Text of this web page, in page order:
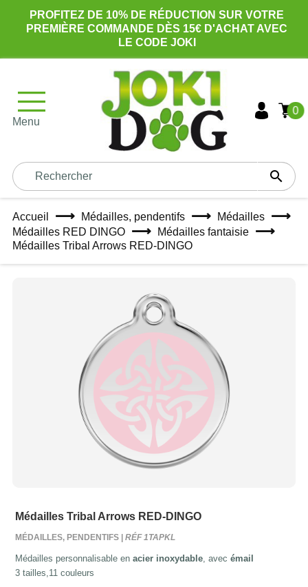
PROFITEZ DE 10% DE RÉDUCTION SUR VOTRE
PREMIÈRE COMMANDE DÈS 15€ D'ACHAT AVEC
LE CODE JOKI
Menu

0
Accueil Médailles, pendentifs
Médailles
Médailles RED DINGO
Médailles fantaisie
Médailles Tribal Arrows RED-DINGO
Médailles Tribal Arrows RED-DINGO
MÉDAILLES, PENDENTIFS | RÉF 1TAPKL
Médailles personnalisable enacier inoxydable, avecémail
3 tailles,11 couleurs